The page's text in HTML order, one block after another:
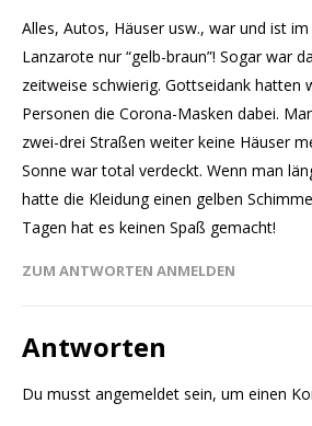
Alles, Autos, Häuser usw., war und ist
Lanzarote nur “gelb-braun”! Sogar war
zeitweise schwierig. Gottseidank hatten
Personen die Corona-Masken dabei.
zwei-drei Straßen weiter keine Häuser
Sonne war total verdeckt. Wenn man
hatte die Kleidung einen gelben
Tagen hat es keinen Spaß gemacht!
ZUM ANTWORTEN ANMELDEN
Antworten
Du musst angemeldet sein, um einen